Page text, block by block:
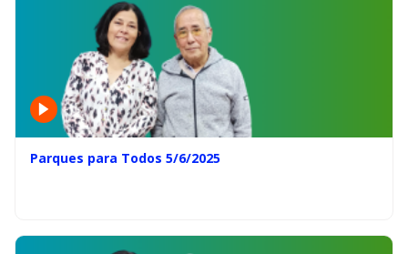
Parques para Todos 5/6/2025